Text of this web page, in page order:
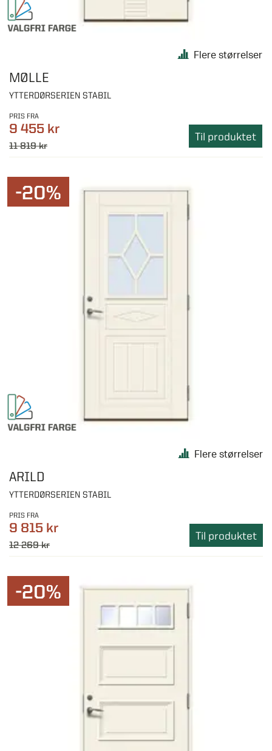
Flere størrelser
MØLLE
YTTERDØRSERIEN STABIL
PRIS FRA
9 455 kr
11 819 kr
Til produktet
-20%
Flere størrelser
ARILD
YTTERDØRSERIEN STABIL
PRIS FRA
9 815 kr
12 269 kr
Til produktet
-20%